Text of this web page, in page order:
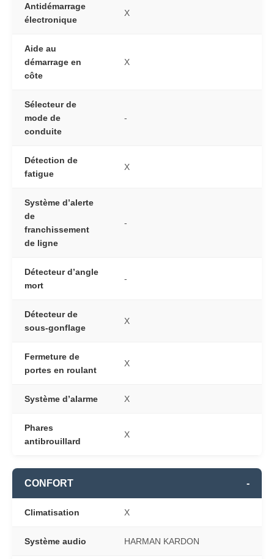
Antidémarrage
électronique
X
Aide au
démarrage en
côte
X
Sélecteur de
mode de
conduite
-
Détection de
fatigue
X
Système d’alerte
de
franchissement
de ligne
-
Détecteur d’angle
mort
-
Détecteur de
sous-gonflage
X
Fermeture de
portes en roulant
X
Système d’alarme X
Phares
antibrouillard
X
CONFORT -
Climatisation X
Système audio HARMAN KARDON